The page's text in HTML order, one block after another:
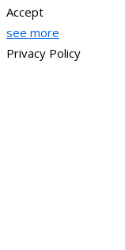
Accept
see more
Privacy Policy